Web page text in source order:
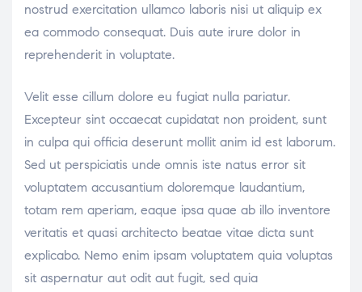
nostrud exercitation ullamco laboris nisi ut aliquip ex
ea commodo consequat. Duis aute irure dolor in
reprehenderit in voluptate.
Velit esse cillum dolore eu fugiat nulla pariatur.
Excepteur sint occaecat cupidatat non proident, sunt
in culpa qui officia deserunt mollit anim id est laborum.
Sed ut perspiciatis unde omnis iste natus error sit
voluptatem accusantium doloremque laudantium,
totam rem aperiam, eaque ipsa quae ab illo inventore
veritatis et quasi architecto beatae vitae dicta sunt
explicabo. Nemo enim ipsam voluptatem quia voluptas
sit aspernatur aut odit aut fugit, sed quia